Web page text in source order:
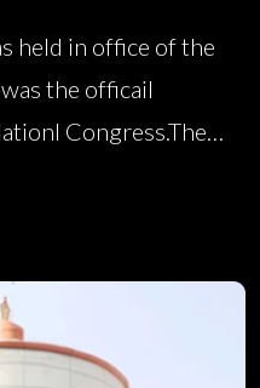
held in office of the
the officail
Congress.The
and Mr